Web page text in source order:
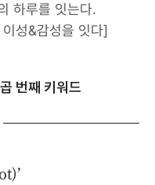
하루를 잇는다.
성&감성을 잇다]
번째 키워드